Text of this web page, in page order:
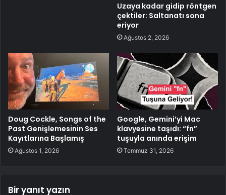
Uzaya kadar gidip röntgen
çektiler: Saltanatı sona
eriyor
Ağustos 2, 2026
Doug Cockle, Songs of the
Past Genişlemesinin Ses
Kayıtlarına Başlamış
Ağustos 1, 2026
Google, Gemini’yi Mac
klavyesine taşıdı: “fn”
tuşuyla anında erişim
Temmuz 31, 2026
Bir yanıt yazın